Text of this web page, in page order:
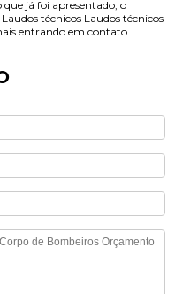
já foi apresentado, o
técnicos Laudos técnicos
entrando em contato.